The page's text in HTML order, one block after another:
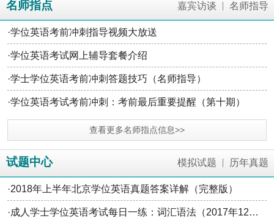
名师指点 嘉宾访谈 | 名师指导
·学位英语考前冲刺指导视频大放送
·学位英语考试网上辅导套餐介绍
·学士学位英语考前冲刺答题技巧（名师指导）
·学位英语考试考前冲刺：考前最后重要提醒（第十期）
查看更多名师指点信息>>
试题中心 模拟试题 | 历年真题
·2018年上半年北京学位英语真题答案详解（完整版）
·成人学士学位英语考试每日一练：词汇语法（2017年12月10日）